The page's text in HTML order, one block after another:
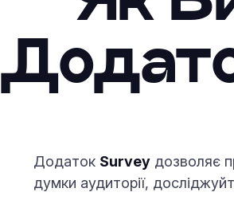
Додаток Survey дозволяє
думки аудиторії,